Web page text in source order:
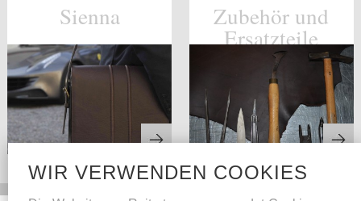
Sienna Zubehör und
Ersatzteile
WIR VERWENDEN COOKIES